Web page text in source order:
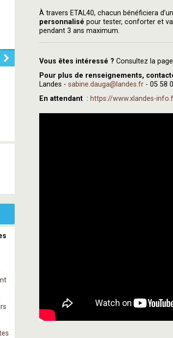
À travers ETAL40, chacun bénéficiera d’un
personnalisé pour tester, conforter et
pendant 3 ans maximum.
Vous êtes intéressé ? Consultez la
Pour plus de renseignements,
Landes - sabine.dauga@landes.fr - 05 58
En attendant : https://www.xlandes-